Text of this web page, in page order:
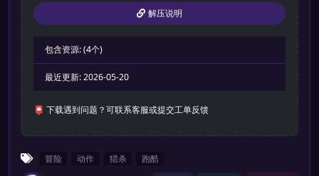
解压说明
包含资源:(4个)
最近更新:2026-05-20
📮 下载遇到问题？可联系客服或提交工单反馈
冒险 动作 猎杀 跑酷